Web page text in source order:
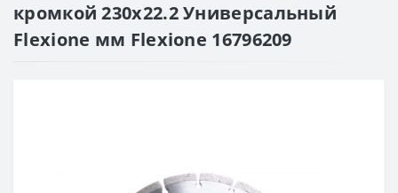
кромкой 230х22.2 Универсальный
Flexione мм Flexione 16796209